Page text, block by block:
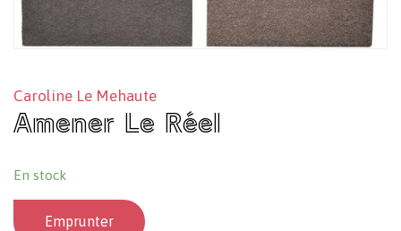
Caroline Le Mehaute
Amener Le Réel
En stock
Emprunter